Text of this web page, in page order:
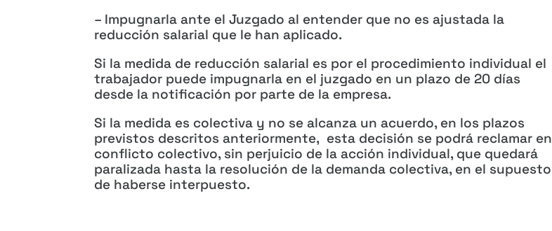
– Impugnarla ante el Juzgado al entender que no es ajustada la
reducción salarial que le han aplicado.
Si la medida de reducción salarial es por el procedimiento individual el
trabajador puede impugnarla en el juzgado en un plazo de 20 días
desde la notificación por parte de la empresa.
Si la medida es colectiva y no se alcanza un acuerdo, en los plazos
previstos descritos anteriormente, esta decisión se podrá reclamar en
conflicto colectivo, sin perjuicio de la acción individual, que quedará
paralizada hasta la resolución de la demanda colectiva, en el supuesto
de haberse interpuesto.